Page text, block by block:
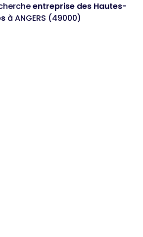
entreprise des Hautes-
à ANGERS (49000)